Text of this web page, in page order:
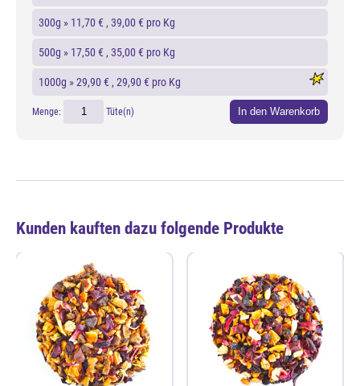
300g » 11,70 € , 39,00 € pro Kg
500g » 17,50 € , 35,00 € pro Kg
1000g »29,90 € , 29,90 € pro Kg
Menge: Tüte(n) In den Warenkorb
Kunden kauften dazu folgende Produkte